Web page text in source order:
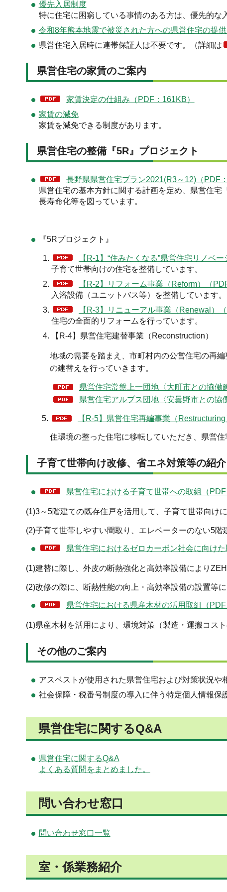
優先入居制度
特に住宅に困窮している事情のある方は、優先的な
令和8年熊本地震で被災された方への県営住宅の提
県営住宅入居時に連帯保証人は不要です。（詳細は
県営住宅の家賃のご案内
家賃決定の仕組み（PDF：161KB）
家賃の減免
家賃を減免できる制度があります。
県営住宅の整備『5R』プロジェクト
長野県県営住宅プラン2021(R3～12)（PDF
県営住宅の基本方針に関する計画を定め、県営住
長寿命化等を図っています。
『5Rプロジェクト』
【R-1】“住みたくなる”県営住宅リノベ
子育て世帯向けの住宅を整備しています。
【R-2】リフォーム事業（Reform）（
入浴設備（ユニットバス等）を整備しています。
【R-3】リニューアル事業（Renewal）
住宅の全面的リフォームを行っています。
【R-4】県営住宅建替事業（Reconstruction）
地域の需要を踏まえ、市町村内の公営住宅の再
の建替えを行っていきます。
県営住宅常盤上一団地〈大町市との協働
県営住宅アルプス団地〈安曇野市との協
5. 【R-5】県営住宅再編事業（
住環境の整った住宅に移転していただき、県営住
子育て世帯向け改修、省エネ対策等の紹介
県営住宅における子育て世帯への取組（PDF
(1)3～5階建ての既存住戸を活用して、子育て世帯向け
(2)子育て世帯しやすい間取り、エレベーターのない5
県営住宅におけるゼロカーボン社会に向けた
(1)建替に際し、外皮の断熱強化と高効率設備により
(2)改修の際に、断熱性能の向上・高効率設備の設置等
県営住宅における県産木材の活用取組（PDF
(1)県産木材を活用により、環境対策（製造・運搬コス
その他のご案内
アスベストが使用された県営住宅および対策状況や
社会保障・税番号制度の導入に伴う特定個人情報保
県営住宅に関するQ&A
県営住宅に関するQ&A
よくある質問をまとめました。
問い合わせ窓口
問い合わせ窓口一覧
室・係業務紹介